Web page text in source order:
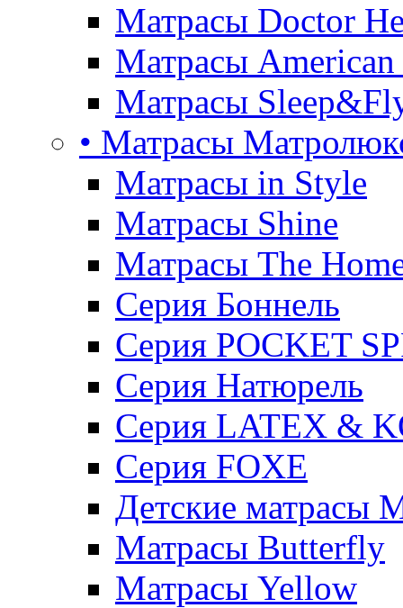
Матрасы Doctor
Матрасы American
Матрасы
• Матрасы
Матрасы in Style
Матрасы Shine
Матрасы The
Серия Боннель
Серия POCKET
Серия Натюрель
Серия LATEX &
Серия FOXE
Детские матрасы
Матрасы Butterfly
Матрасы Yellow